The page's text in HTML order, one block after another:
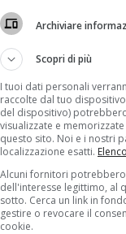
Dieta per capelli
crescere più in fretta
Redazione
Se vi sembra che
lentamente e o se
Read More
Archiviare
Scopri di più
I tuoi dati personali
raccolte dal tuo
del dispositivo)
visualizzate e
questo sito. Noi e i nostri
localizzazione esatti.
Alcuni fornitori
dell'interesse legittimo, al
sotto. Cerca un link in
gestire o revocare il
cookie.